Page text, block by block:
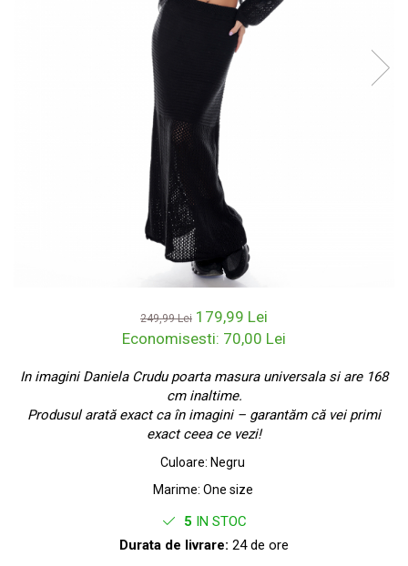
249,99 Lei 179,99 Lei
Economisesti: 70,00 Lei
In imagini Daniela Crudu poarta masura universala si are 168
cm inaltime.
Produsul arată exact ca în imagini – garantăm că vei primi
exact ceea ce vezi!
Culoare: Negru
Marime: One size
5 IN STOC
Durata de livrare: 24 de ore